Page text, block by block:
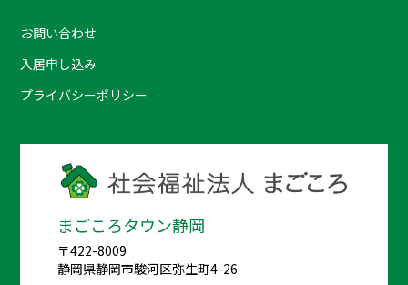
お問い合わせ
入居申し込み
プライバシーポリシー
まごころタウン静岡
〒422-8009
静岡県静岡市駿河区弥生町4-26